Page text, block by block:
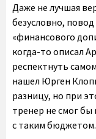
Даже не лучшая
безусловно, повод
«финансового
когда-то описал
респектнуть
нашел Юрген
разницу, но при
тренер не смог
с таким бюджетом.